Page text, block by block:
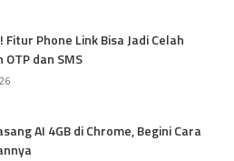
Fitur Phone Link Bisa Jadi Celah
OTP dan SMS
AI 4GB di Chrome, Begini Cara